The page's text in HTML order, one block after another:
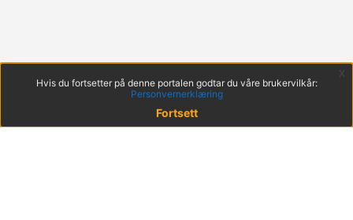
Hvis du fortsetter på denne portalen godtar du våre brukervilkår:
Personvernerklæring
Fortsett
x